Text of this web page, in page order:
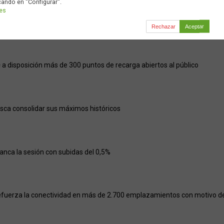
a disposición más de 300 puntos de recarga abiertos al público
consolidar sus máximos históricos
la sesión con subidas del 0,5%
la conectividad en más de 2.700 emplazamientos con motivo
en "Configurar".
Rechazar Aceptar